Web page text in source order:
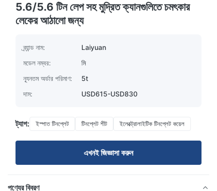
5.6/5.6 টিন লেপ সহ মুদ্রিত ক্যানগুলিতে চমৎকার
লেকের আঠালো জন্য
ব্র্যান্ড নাম:
Laiyuan
মডেল নম্বর:
মি
ন্যূনতম অর্ডার পরিমাণ:
5t
দাম:
USD615-USD830
ট্যাগ: ইস্পাত টিনপ্লেট টিনপ্লেট শীট ইলেক্ট্রোলাইটিক টিনপ্লেট কয়েল
এখনই জিজ্ঞাসা করুন
পণ্যের বিবরণ